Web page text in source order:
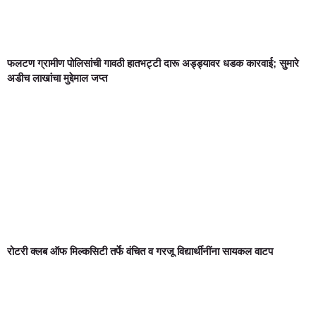
फलटण ग्रामीण पोलिसांची गावठी हातभट्टी दारू अड्ड्यावर धडक कारवाई; सुमारे
अडीच लाखांचा मुद्देमाल जप्त
रोटरी क्लब ऑफ मिल्कसिटी तर्फे वंचित व गरजू विद्यार्थीनींना सायकल वाटप